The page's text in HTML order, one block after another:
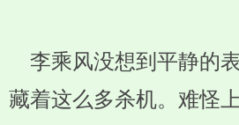
李乘风没想到平静的
藏着这么多杀机。难怪